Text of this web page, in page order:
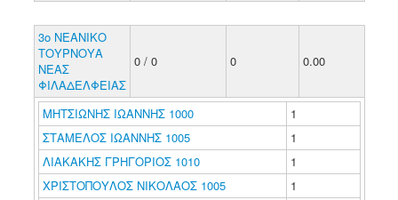
3ο ΝΕΑΝΙΚΟ
ΤΟΥΡΝΟΥΑ
ΝΕΑΣ
ΦΙΛΑΔΕΛΦΕΙΑΣ
0 / 0 0 0.00
ΜΗΤΣΙΩΝΗΣ ΙΩΑΝΝΗΣ 1000
1
ΣΤΑΜΕΛΟΣ ΙΩΑΝΝΗΣ 1005
1
ΛΙΑΚΑΚΗΣ ΓΡΗΓΟΡΙΟΣ 1010
1
ΧΡΙΣΤΟΠΟΥΛΟΣ ΝΙΚΟΛΑΟΣ 1005
1